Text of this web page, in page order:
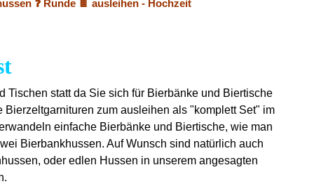
❓ Runde 🍫 ausleihen - Hochzeit
Tischen statt da Sie sich für Bierbänke und Biertische
Bierzeltgarnituren zum ausleihen als "komplett Set" im
einfache Bierbänke und Biertische, wie man
Bierbankhussen. Auf Wunsch sind natürlich auch
oder edlen Hussen in unserem angesagten